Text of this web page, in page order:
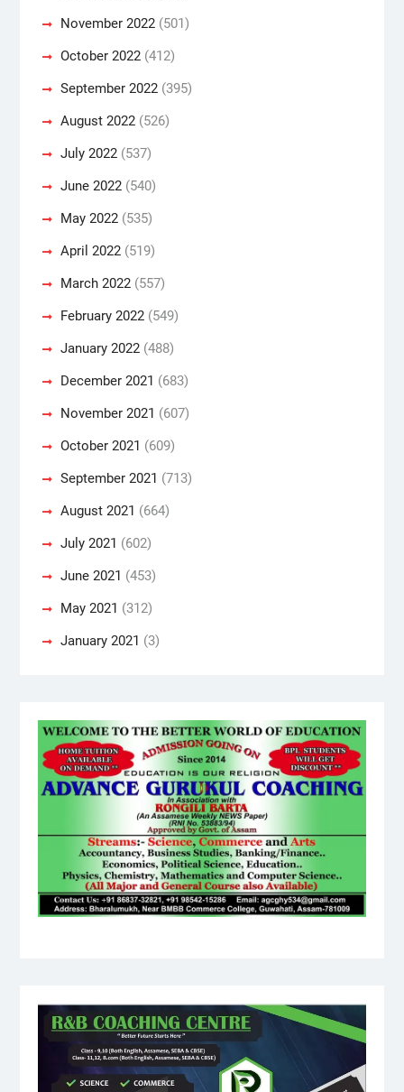
November 2022(501)
October 2022(412)
September 2022(395)
August 2022(526)
July 2022(537)
June 2022(540)
May 2022(535)
April 2022(519)
March 2022(557)
February 2022(549)
January 2022(488)
December 2021 (683)
November 2021 (607)
October 2021 (609)
September 2021 (713)
August 2021 (664)
July 2021 (602)
June 2021 (453)
May 2021 (312)
January 2021 (3)